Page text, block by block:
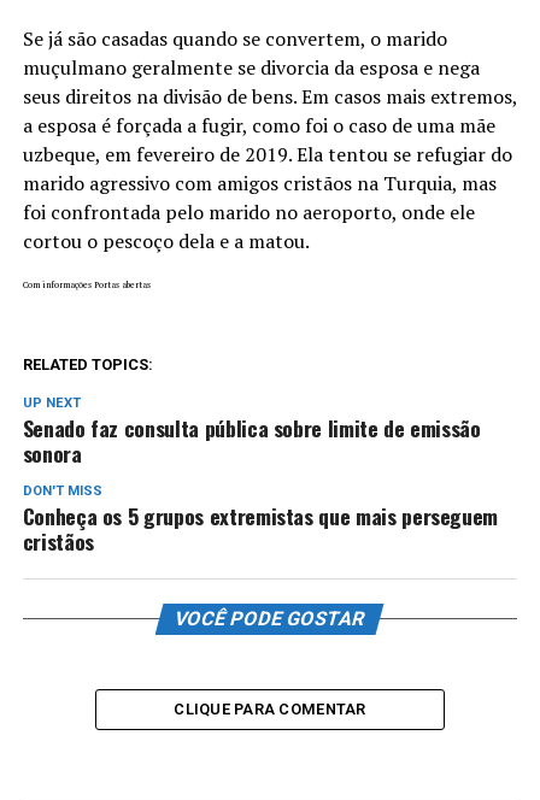
Se já são casadas quando se convertem, o marido
muçulmano geralmente se divorcia da esposa e nega
seus direitos na divisão de bens. Em casos mais extremos,
a esposa é forçada a fugir, como foi o caso de uma mãe
uzbeque, em fevereiro de 2019. Ela tentou se refugiar do
marido agressivo com amigos cristãos na Turquia, mas
foi confrontada pelo marido no aeroporto, onde ele
cortou o pescoço dela e a matou.
Com informações Portas abertas
RELATED TOPICS:
UP NEXT
Senado faz consulta pública sobre limite de emissão
sonora
DON'T MISS
Conheça os 5 grupos extremistas que mais perseguem
cristãos
VOCÊ PODE GOSTAR
CLIQUE PARA COMENTAR